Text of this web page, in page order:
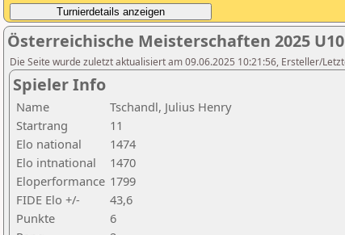
Österreichische Meisterschaften 2025 U10
Die Seite wurde zuletzt aktualisiert am 09.06.2025 10:21:56, Ersteller/
Spieler Info
Name
Tschandl, Julius Henry
Startrang
11
Elo national
1474
Elo intnational
1470
Eloperformance 1799
FIDE Elo +/-
43,6
Punkte
6